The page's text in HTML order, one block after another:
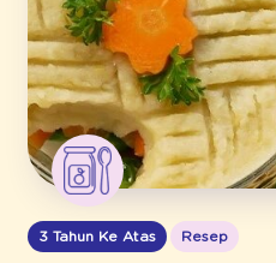
3 Tahun Ke Atas Resep